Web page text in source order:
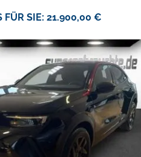
FÜR SIE: 21.900,00 €